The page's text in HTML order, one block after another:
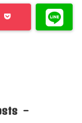
-